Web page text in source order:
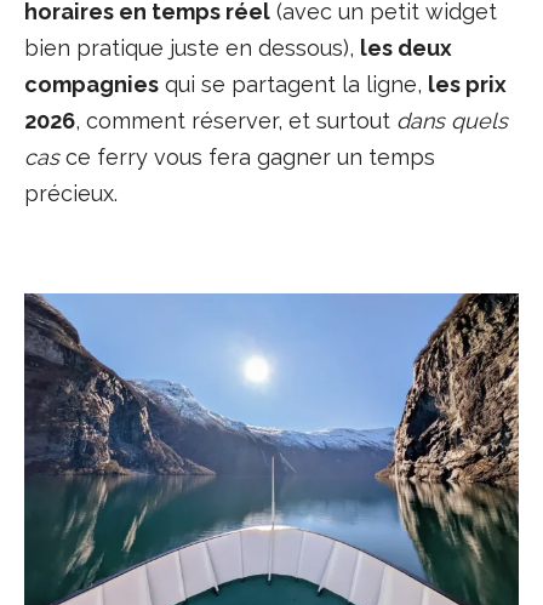
horaires en temps réel (avec un petit widget
bien pratique juste en dessous), les deux
compagnies qui se partagent la ligne, les prix
2026, comment réserver, et surtout dans quels
casce ferry vous fera gagner un temps
précieux.